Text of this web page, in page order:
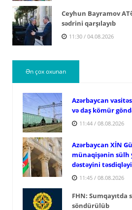
Ceyhun Bayramov
sədrini qarşılayıb
11:30 / 04.08.2026
Ən çox oxunan
Azərbaycan
və daş kömür
11:44 / 08.08.2026
Azərbaycan XİN
münaqişənin sülh
dəstəyini
11:45 / 08.08.2026
FHN: Sumqayıtda
söndürülüb